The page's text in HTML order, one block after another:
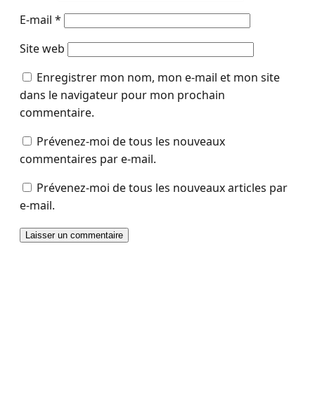
E-mail *
Site web
Enregistrer mon nom, mon e-mail et mon site
dans le navigateur pour mon prochain
commentaire.
Prévenez-moi de tous les nouveaux
commentaires par e-mail.
Prévenez-moi de tous les nouveaux articles par
e-mail.